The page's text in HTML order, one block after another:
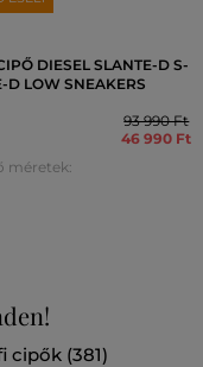
DIESEL SLANTE-D S-
D LOW SNEAKERS
93 990 Ft
46 990 Ft
méretek:
cipők (381)